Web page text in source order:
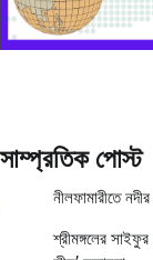
সাম্প্রতিক পোস্ট
নীলফামারীতে
শ্রীমঙ্গলের